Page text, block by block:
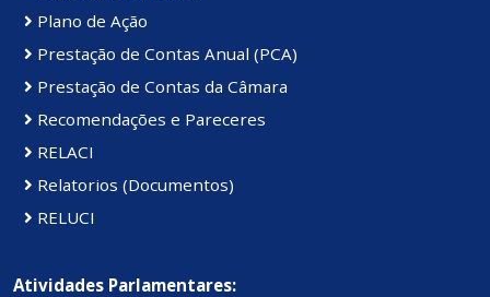
Plano de Ação
Prestação de Contas Anual (PCA)
Prestação de Contas da Câmara
Recomendações e Pareceres
RELACI
Relatorios (Documentos)
RELUCI
Atividades Parlamentares: